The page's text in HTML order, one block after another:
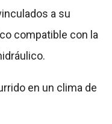
a su
compatible con la
en un clima de